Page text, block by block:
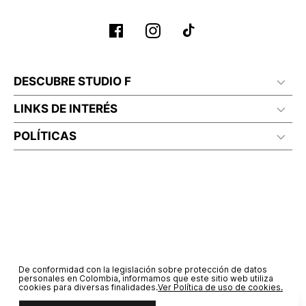
DESCUBRE STUDIO F
LINKS DE INTERÉS
POLÍTICAS
De conformidad con la legislación sobre protección de datos
personales en Colombia, informamos que este sitio web utiliza
cookies para diversas finalidades.Ver Política de uso de cookies.